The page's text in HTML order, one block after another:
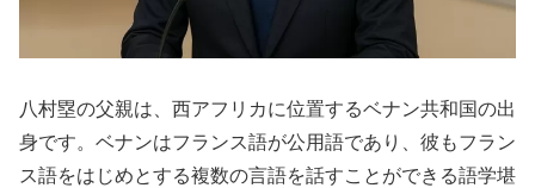
八村塁の父親は、西アフリカに位置するベナン共和国の出
身です。ベナンはフランス語が公用語であり、彼もフラン
ス語をはじめとする複数の言語を話すことができる語学堪